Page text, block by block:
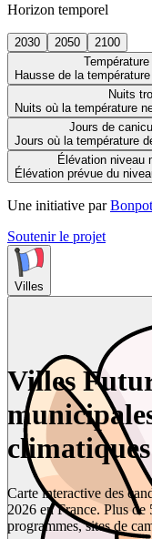
Horizon temporel
2030 2050
2100
Hausse de la
Nuits
Nuits où la température
Jours de
Jours où la température
Élévation niveau
Élévation prévue du
Une initiative par
Soutenir le projet
Villes
Villes
climatiques
Carte interactive des
2026 en France. Plus de
programmes, sites de